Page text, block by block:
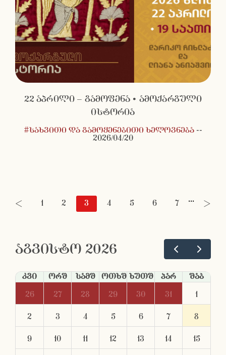
22 აპრილი – გამოფენა • ამოქარგული
ისტორია
#სახვითი და გამოყენებითი ხელოვნება --
2026/04/20
< 1 2 3 4 5 6 7 ... >
აგვისტო 2026
კვი ორშ სამშ ოთხშ ხუთშ პარ
შაბ
26
27 28 29 30 31 1
2 3 4 5 6 7 8
9 10 11 12 13 14 15